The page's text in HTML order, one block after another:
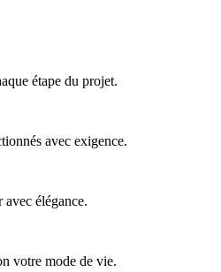
étape du projet.
avec exigence.
avec élégance.
votre mode de vie.